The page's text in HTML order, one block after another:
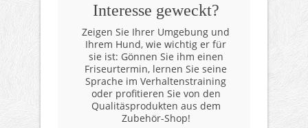
Interesse geweckt?
Zeigen Sie Ihrer Umgebung und
Ihrem Hund, wie wichtig er für
sie ist: Gönnen Sie ihm einen
Friseurtermin, lernen Sie seine
Sprache im Verhaltenstraining
oder profitieren Sie von den
Qualitäsprodukten aus dem
Zubehör-Shop!